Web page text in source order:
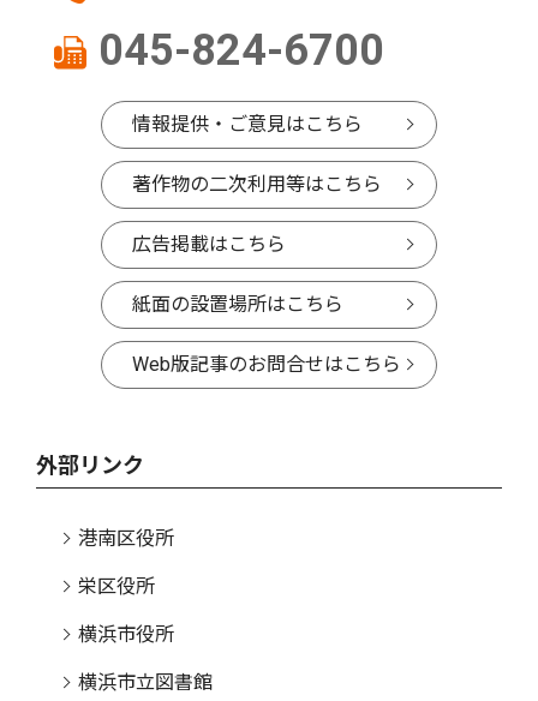
045-824-6700
情報提供・ご意見はこちら
著作物の二次利用等はこちら
広告掲載はこちら
紙面の設置場所はこちら
Web版記事のお問合せはこちら
外部リンク
港南区役所
栄区役所
横浜市役所
横浜市立図書館